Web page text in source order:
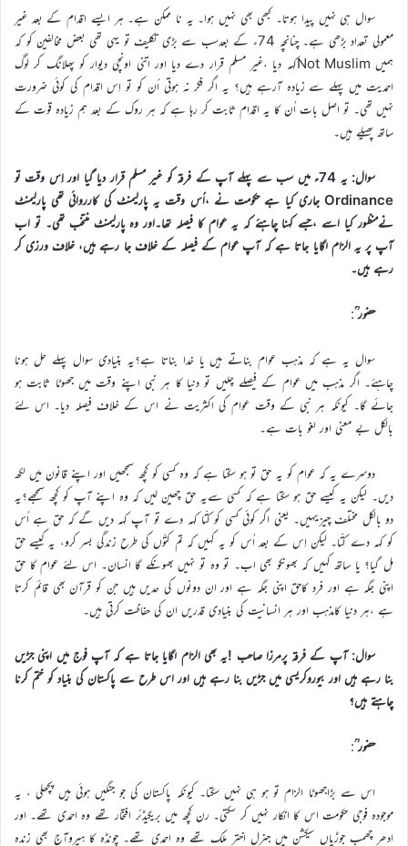
سوال ہی نہیں پیدا ہوتا۔ کبھی بھی نہیں ہوا۔ یہ نا ممکن ہے۔ ہر ایسے اقدام کے بعد غیر
معمولی تعداد بڑھی ہے۔ چنانچہ 74ء کے بعدسب سے بڑی تکلیف تو یہی تھی بعض مخالفین کو کہ
ہمیں Not Muslimکہہ دیا ،غیر مسلم قرار دے دیا اور اتنی اونچی دیوار کو پھلانگ کر لوگ
احمدیت میں پہلے سے زیادہ آرہے ہیں؟ یہ اگر فکر نہ ہوتی اُن کو تو اِس اقدام کی کوئی ضرورت
نہیں تھی۔ تو اصل بات اُن کا یہ اقدام ثابت کر رہا ہے کہ ہر روک کے بعد ہم زیادہ قوت کے
ساتھ پھیلے ہیں۔
سوال: یہ 74ء میں سب سے پہلے آپ کے فرقہ کو غیر مسلم قرار دیا گیا اور اِس وقت تو
Ordinance جاری کیا ہے حکومت نے ،اُس وقت یہ پارلیمنٹ کی کارروائی تھی پارلیمنٹ
نےمنظور کیا اسے ،جسے کہنا چاہئے کہ یہ عوام کا فیصلہ تھا۔اور وہ پارلیمنٹ منتخب تھی۔ تو اب
آپ پر یہ الزام لگایا جاتا ہے کہ آپ عوام کے فیصلہ کے خلاف جا رہے ہیں، خلاف ورزی کر
رہے ہیں۔
حضور ؒ:
سوال یہ ہے کہ مذہب عوام بناتے ہیں یا خدا بناتا ہے؟یہ بنیادی سوال پہلے حل ہونا
چاہئے۔ اگر مذہب میں عوام کے فیصلے چلیں تو دنیا کا ہر نبی اپنے وقت میں جھوٹا ثابت ہو
جائے گا۔ کیونکہ ہر نبی کے وقت عوام کی اکثریت نے اس کے خلاف فیصلہ دیا۔ اس لئے
بالکل بے معنی اور لغو بات ہے۔
دوسرے یہ کہ عوام کو یہ حق تو ہو سکتا ہے کہ وہ کسی کو کچھ سمجھیں اور اپنے قانون میں لکھ
دیں۔ لیکن یہ کیسے حق ہو سکتا ہے کہ کسی سےیہ حق چھین لیں کہ وہ اپنے آپ کو کچھ سمجھے؟یہ
دو بالکل مختلف چیزیںہیں۔ یعنی اگر کوئی کسی کو کتّا کہہ دے تو آپ کہہ دیں گے کہ حق ہے اُس
کو کہہ دے کتّا۔ لیکن اِس کے بعد اُس کو یہ کہیں کہ تم کتّوں کی طرح زندگی بسر کرو، یہ کیسے حق
مل گیا؟ یا ساتھ کہیں کہ بھونکو بھی اب۔ تو وہ تو نہیں بھونکے گا انسان۔ اس لئے عوام کا حق
اپنی جگہ ہے اور فرد کاحق اپنی جگہ ہے اور ان دونوں کی حدیں ہیں جن کو قرآن بھی قائم کرتا
ہے ،ہر دنیا کامذہب اور ہر انسانیت کی بنیادی قدریں ان کی حفاظت کرتی ہیں۔
سوال: آپ کے فرقہ پرمرزا صاحب !یہ بھی الزام لگایا جاتا ہے کہ آپ فوج میں اپنی جڑیں
بنا رہے ہیں اور بیوروکریسی میں جڑیں بنا رہے ہیں اور اس طرح سے پاکستان کی بنیاد کو ختم کرنا
چاہتے ہیں؟
حضور ؒ:
اس سے بڑاجھوٹا الزام تو ہو ہی نہیں سکتا۔ کیونکہ پاکستان کی جو جنگیں ہوئی ہیں پچھلی ، یہ
موجودہ فوجی حکومت اس کا انکار نہیں کر سکتی۔ رن کچھ میں بریگیڈئر افتخار تھے وہ احمدی تھے۔ اور
ادھر چھمب جوڑیاں سیکشن میں جنرل اختر ملک تھے وہ احمدی تھے۔ چونڈہ کا ہیروآج بھی زندہ